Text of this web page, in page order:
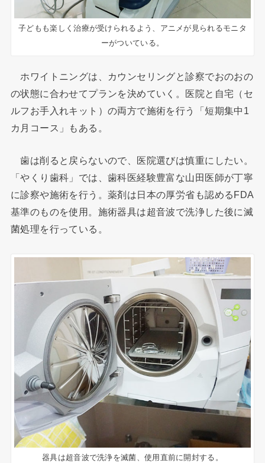
子どもも楽しく治療が受けられるよう、アニメが見られるモニタ
ーがついている。
ホワイトニングは、カウンセリングと診察でおのおの
の状態に合わせてプランを決めていく。医院と自宅（セ
ルフお手入れキット）の両方で施術を行う「短期集中1
カ月コース」もある。
歯は削ると戻らないので、医院選びは慎重にしたい。
「やくり歯科」では、歯科医経験豊富な山田医師が丁寧
に診察や施術を行う。薬剤は日本の厚労省も認めるFDA
基準のものを使用。施術器具は超音波で洗浄した後に滅
菌処理を行っている。
器具は超音波で洗浄を滅菌、使用直前に開封する。